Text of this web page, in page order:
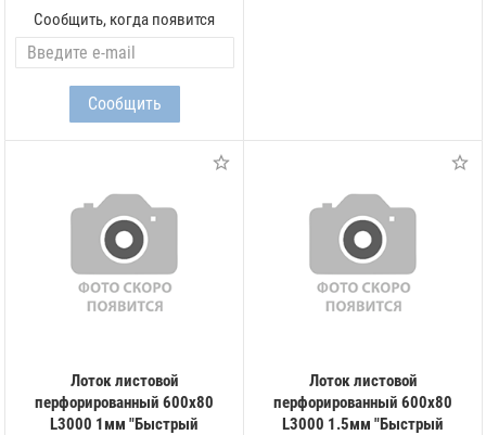
Сообщить, когда появится
Лоток листовой
перфорированный 600х80
L3000 1мм "Быстрый
Лоток листовой
перфорированный 600х80
L3000 1.5мм "Быстрый